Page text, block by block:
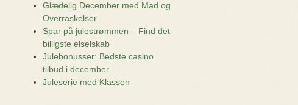
Glædelig December med Mad og
Overraskelser
Spar på julestrømmen – Find det
billigste elselskab
Julebonusser: Bedste casino
tilbud i december
Juleserie med Klassen